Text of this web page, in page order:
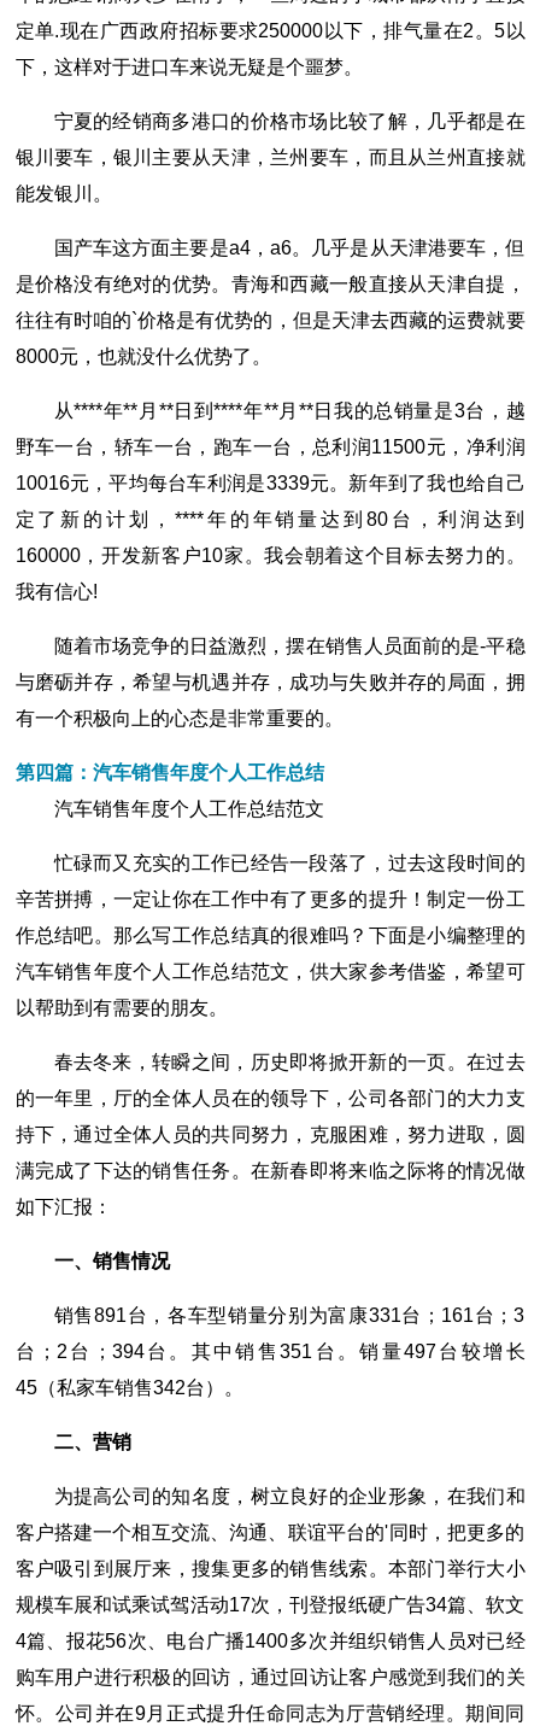
定单.现在广西政府招标要求250000以下，排气量在2。5以
下，这样对于进口车来说无疑是个噩梦。
宁夏的经销商多港口的价格市场比较了解，几乎都是在
银川要车，银川主要从天津，兰州要车，而且从兰州直接就
能发银川。
国产车这方面主要是a4，a6。几乎是从天津港要车，但
是价格没有绝对的优势。青海和西藏一般直接从天津自提，
往往有时咱的`价格是有优势的，但是天津去西藏的运费就要
8000元，也就没什么优势了。
从****年**月**日到****年**月**日我的总销量是3台，越
野车一台，轿车一台，跑车一台，总利润11500元，净利润
10016元，平均每台车利润是3339元。新年到了我也给自己
定了新的计划，****年的年销量达到80台，利润达到
160000，开发新客户10家。我会朝着这个目标去努力的。
我有信心!
随着市场竞争的日益激烈，摆在销售人员面前的是-平稳
与磨砺并存，希望与机遇并存，成功与失败并存的局面，拥
有一个积极向上的心态是非常重要的。
第四篇：汽车销售年度个人工作总结
汽车销售年度个人工作总结范文
忙碌而又充实的工作已经告一段落了，过去这段时间的
辛苦拼搏，一定让你在工作中有了更多的提升！制定一份工
作总结吧。那么写工作总结真的很难吗？下面是小编整理的
汽车销售年度个人工作总结范文，供大家参考借鉴，希望可
以帮助到有需要的朋友。
春去冬来，转瞬之间，历史即将掀开新的一页。在过去
的一年里，厅的全体人员在的领导下，公司各部门的大力支
持下，通过全体人员的共同努力，克服困难，努力进取，圆
满完成了下达的销售任务。在新春即将来临之际将的情况做
如下汇报：
一、销售情况
销售891台，各车型销量分别为富康331台；161台；3
台；2台；394台。其中销售351台。销量497台较增长
45（私家车销售342台）。
二、营销
为提高公司的知名度，树立良好的企业形象，在我们和
客户搭建一个相互交流、沟通、联谊平台的'同时，把更多的
客户吸引到展厅来，搜集更多的销售线索。本部门举行大小
规模车展和试乘试驾活动17次，刊登报纸硬广告34篇、软文
4篇、报花56次、电台广播1400多次并组织销售人员对已经
购车用户进行积极的回访，通过回访让客户感觉到我们的关
怀。公司并在9月正式提升任命同志为厅营销经理。期间同